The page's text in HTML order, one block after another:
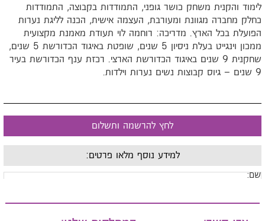
והקנית משחק כושר גופני, התמודדות בקבוצה, התמודדות
מחברה מגוונת ומעורבת, העצמה אישית, הכנה לליגת נערות
בכל הארץ. מדריכה: רוחמה לוי תעודת מאמנת מקצועית
ממכון וינגייט בעלת ניסיון 5 שנים, שופטת באיגוד הכדורשת 5 שנים,
שחקנית 9 שנים באיגוד הכדורשת הארצי. רכזת ענף הכדורשת בעיר
נשים נערות וילדות
.
לחץ להרשמה ותשלום
למידע נוסף מלאו פרטים: